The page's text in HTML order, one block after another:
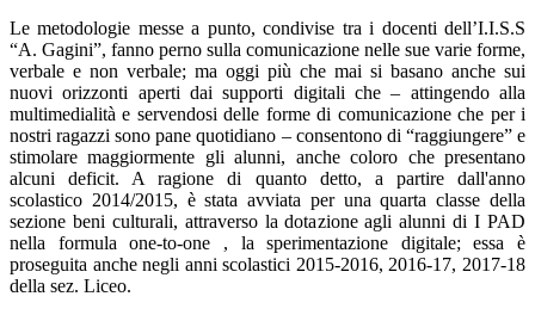
Le metodologie messe a punto, condivise tra i docenti dell’I.I.S.S
“A. Gagini”, fanno perno sulla comunicazione nelle sue varie forme,
verbale e non verbale; ma oggi più che mai si basano anche sui
nuovi orizzonti aperti dai supporti digitali che – attingendo alla
multimedialità e servendosi delle forme di comunicazione che per i
nostri ragazzi sono pane quotidiano – consentono di “raggiungere” e
stimolare maggiormente gli alunni, anche coloro che presentano
alcuni deficit. A ragione di quanto detto, a partire dall'anno
scolastico 2014/2015, è stata avviata per una quarta classe della
sezione beni culturali, attraverso la dotazione agli alunni di I PAD
nella formula one-to-one , la sperimentazione digitale; essa è
proseguita anche negli anni scolastici 2015-2016, 2016-17, 2017-18
della sez. Liceo.